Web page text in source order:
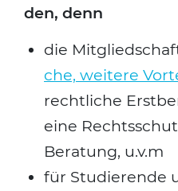
den, denn
die
che, wei­te­re
recht­li­che
eine
Bera­tung, u.v.m
für Stu­die­ren­de